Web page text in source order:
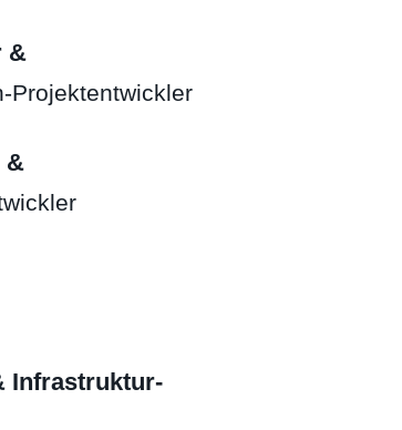
&
Projektentwickler
&
Infrastruktur-